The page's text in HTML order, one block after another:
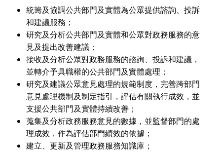
統籌及協調公共部門及實體為公眾提供諮詢、投訴
和建議服務；
研究及分析公共部門及實體和公眾對政務服務的意
見及提出改善建議；
接收及分析公眾對政務服務的諮詢、投訴和建議，
並轉介予具職權的公共部門及實體處理；
研究及建議公眾意見處理的規範制度，完善跨部門
意見處理機制及制定指引，評估有關執行成效，並
支援公共部門及實體持續改善；
蒐集及分析政務服務意見的數據，並監督部門的處
理成效，作為評估部門績效的依據；
建立、更新及管理政務服務知識庫；